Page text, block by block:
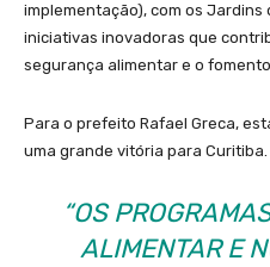
implementação), com os Jardins
iniciativas inovadoras que
segurança alimentar e o
Para o prefeito Rafael Greca,
uma grande vitória para Curitiba.
“OS
ALIMENTAR E